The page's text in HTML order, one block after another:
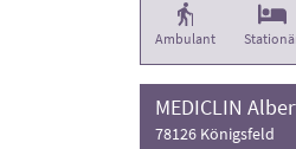
Ambulant
MEDICLIN
78126 Königsfeld